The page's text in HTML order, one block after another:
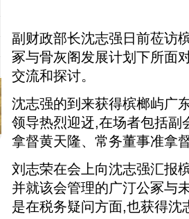
副财政部长沈志强日前莅访
冢与骨灰阁发展计划下所面
交流和探讨。
沈志强的到来获得槟榔屿广
领导热烈迎迓,在场者包括副
拿督黄天隆、常务董事准拿
刘志荣在会上向沈志强汇报
并就该会管理的广汀公冢与
是在税务疑问方面,也获得沈